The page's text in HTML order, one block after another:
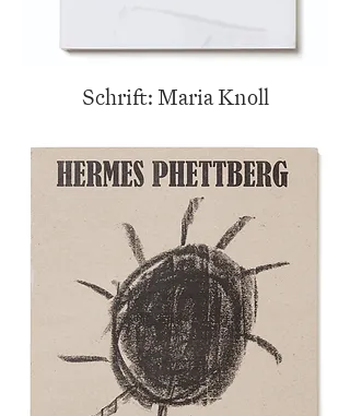
Schrift: Maria Knoll